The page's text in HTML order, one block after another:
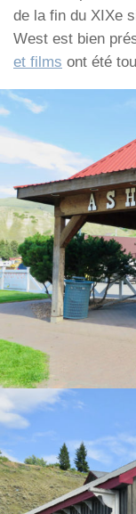
de la fin du XIXe
West est bien
et films ont été